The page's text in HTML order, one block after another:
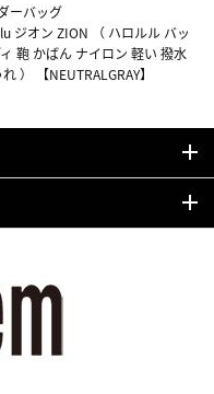
ーバッグ
ジオン ZION （ ハロルル バッ
鞄 かばん ナイロン 軽い 撥水
） 【NEUTRALGRAY】